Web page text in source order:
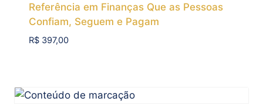
Referência em Finanças Que as Pessoas
Confiam, Seguem e Pagam
R$397,00